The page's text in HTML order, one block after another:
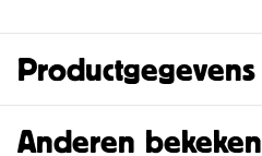
De Birdswing biedt een
vogelvoer direct aan je raam
zuignappen bevestig je de
Productgegevens
Artikelnummer
Anderen